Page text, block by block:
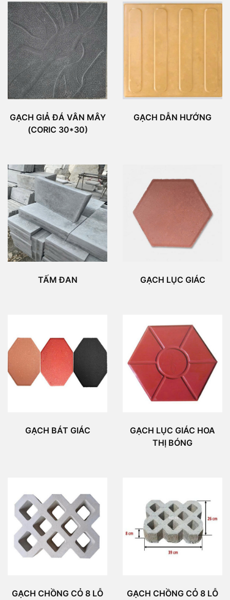
GẠCH GIẢ ĐÁ VÂN MÂY
(CORIC 30*30)
GẠCH DẪN HƯỚNG
TẤM ĐAN GẠCH LỤC GIÁC
GẠCH BÁT GIÁC
GẠCH LỤC GIÁC HOA
THỊ BÓNG
GẠCH CHỒNG CỎ 8 LỖ
GẠCH CHỒNG CỎ 8 LỖ